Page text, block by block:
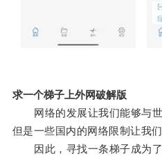
求一个梯子上外网破解版
网络的发展让我们能够与世
但是一些国内的网络限制让我
因此，寻找一条梯子成为了